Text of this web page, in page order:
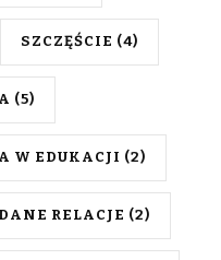
SZCZĘŚCIE (4)
(5)
W EDUKACJI (2)
RELACJE (2)